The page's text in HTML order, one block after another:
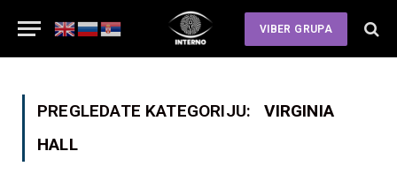
VIBER GRUPA
PREGLEDATE KATEGORIJU:
VIRGINIA
HALL